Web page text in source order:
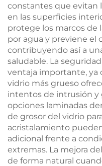
constantes que evitan
en las superficies
protege los marcos de
por agua y previene el
contribuyendo así a
saludable. La
ventaja importante, ya
vidrio más grueso
intentos de intrusión y
opciones laminadas
de grosor del vidrio
acristalamiento
adicional frente a
extremas. La mejora
de forma natural